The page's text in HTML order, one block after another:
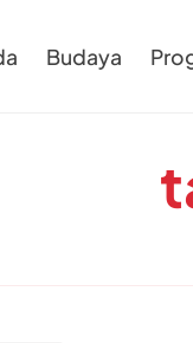
Budaya